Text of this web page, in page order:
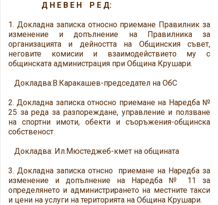
Д Н Е В Е Н Р Е Д:
1. Докладна записка относно приемане Правилник за
изменение и допълнение на Правилника за
организацията и дейността на Общинския съвет,
неговите комисии и взаимодействието му с
общинската администрация при Община Крушари.
Докладва:В.Каракашев-председател на ОбС
2. Докладна записка относно приемане на Наредба №
25 за реда за разпореждане, управление и ползване
на спортни имоти, обекти и съоръжения-общинска
собственост.
Докладва: Ил.Мюстеджеб-кмет на общината
3. Докладна записка отнсно приемане на Наредба за
изменение и допълнение на Наредба № 11 за
определянето и администрирането на местните такси
и цени на услуги на територията на Община Крушари.